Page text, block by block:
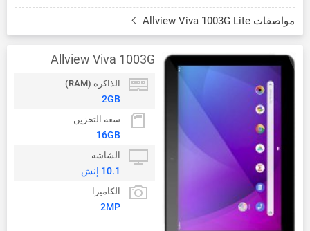
مواصفات Allview Viva 1003G Lite
Allview Viva 1003G
الذاكرة (RAM)
2GB
سعة التخزين
16GB
الشاشة
10.1 إنش
الكاميرا
2MP